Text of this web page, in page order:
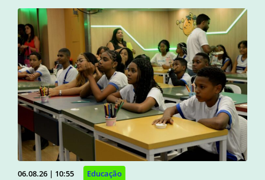
06.08.26 | 10:55 Educação